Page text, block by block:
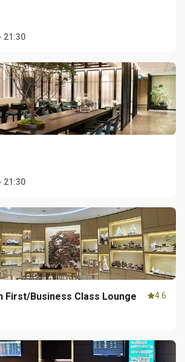
21:30
21:30
First/Business Class Lounge 4.6